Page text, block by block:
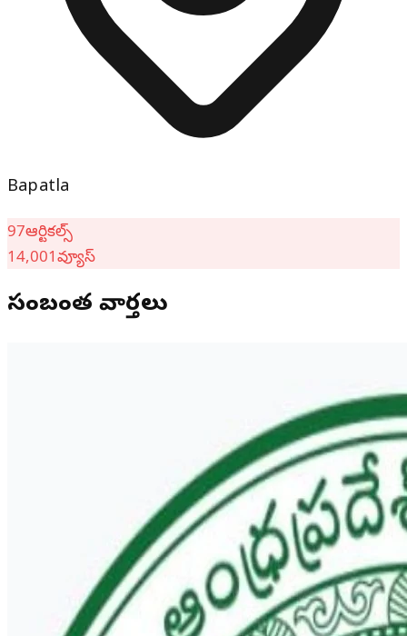
Bapatla
97ఆర్టికల్స్
14,001వ్యూస్
సంబంధిత వార్తలు